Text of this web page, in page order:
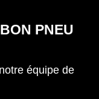
PNEU
équipe de